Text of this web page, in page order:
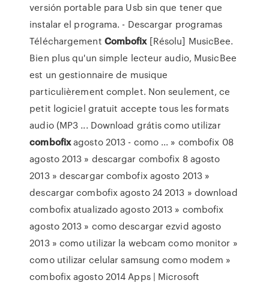
versión portable para Usb sin que tener que
instalar el programa. - Descargar programas
Téléchargement Combofix[Résolu] MusicBee.
Bien plus qu'un simple lecteur audio, MusicBee
est un gestionnaire de musique
particulièrement complet. Non seulement, ce
petit logiciel gratuit accepte tous les formats
audio (MP3 ... Download grátis como utilizar
combofixagosto 2013 - como ... » combofix 08
agosto 2013 » descargar combofix 8 agosto
2013 » descargar combofix agosto 2013 »
descargar combofix agosto 24 2013 » download
combofix atualizado agosto 2013 » combofix
agosto 2013 » como descargar ezvid agosto
2013 » como utilizar la webcam como monitor »
como utilizar celular samsung como modem »
combofix agosto 2014 Apps | Microsoft